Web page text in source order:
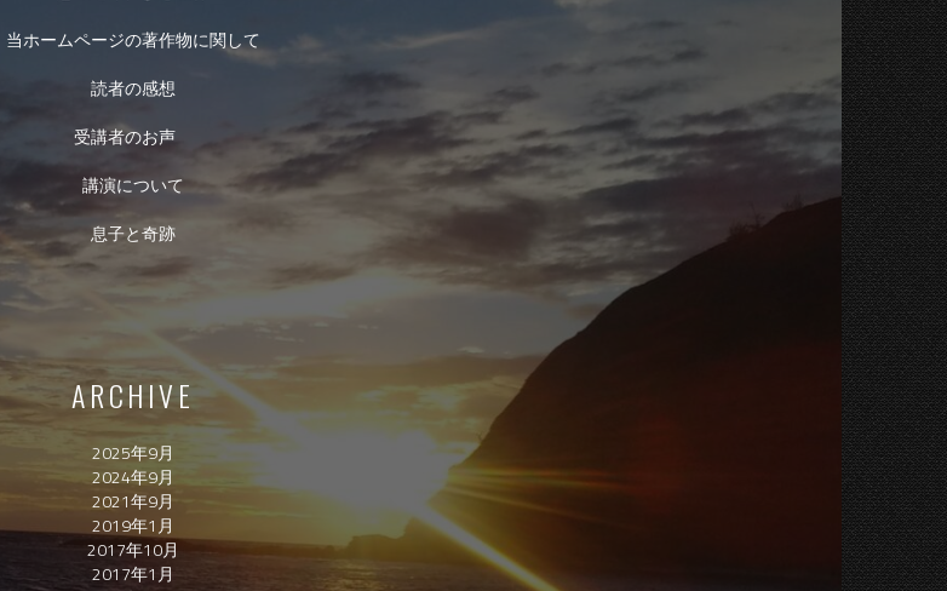
当ホームページの著作物に関して
読者の感想
受講者のお声
講演について
息子と奇跡
ARCHIVE
2025年9月
2024年9月
2021年9月
2019年1月
2017年10月
2017年1月